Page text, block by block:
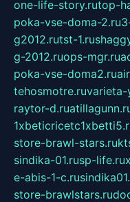
one-life-story.rutop-
poka-vse-doma-2.ru
g2012.rutst-1.ru
g-2012.ruops-mgr.ru
poka-vse-doma2.ru
tehosmotre.ruvarieta-
raytor-d.ru
store-brawl-stars.ru
sindika-01.rusp-life.ru
e-abis-1-c.ru
store-brawlstars.ru